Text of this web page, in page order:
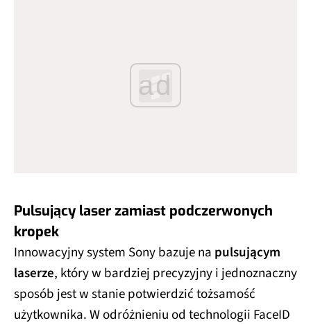
ad
Pulsujący laser zamiast podczerwonych
kropek
Innowacyjny system Sony bazuje na pulsującym
laserze, który w bardziej precyzyjny i jednoznaczny
sposób jest w stanie potwierdzić tożsamość
użytkownika. W odróżnieniu od technologii FaceID